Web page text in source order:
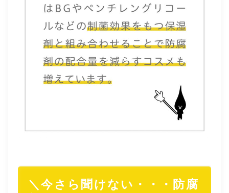
＼今さら聞けない・・・防腐